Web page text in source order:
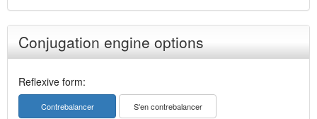
Conjugation engine options
Reflexive form:
Contrebalancer S'en contrebalancer